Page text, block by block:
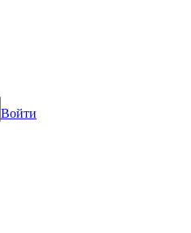
Войти